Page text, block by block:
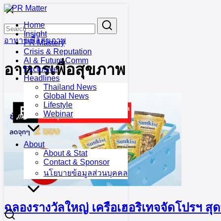
Skip
contentHome
Insight
PR Mastery
Crisis & Reputation
AI & Future Comm
Exclusive
Headlines
Thailand News
Global News
Lifestyle
Webinar
About
About & Stat
Contact & Sponsor
นโยบายข้อมูลส่วนบุคคล
Search
for:
อาหารเพื่อสุขภาพ
อาหารเพื่อสุขภาพ
ฉลองรางวัลใหญ่ เครือเฮอริเทจจัดโปรฯ สุ